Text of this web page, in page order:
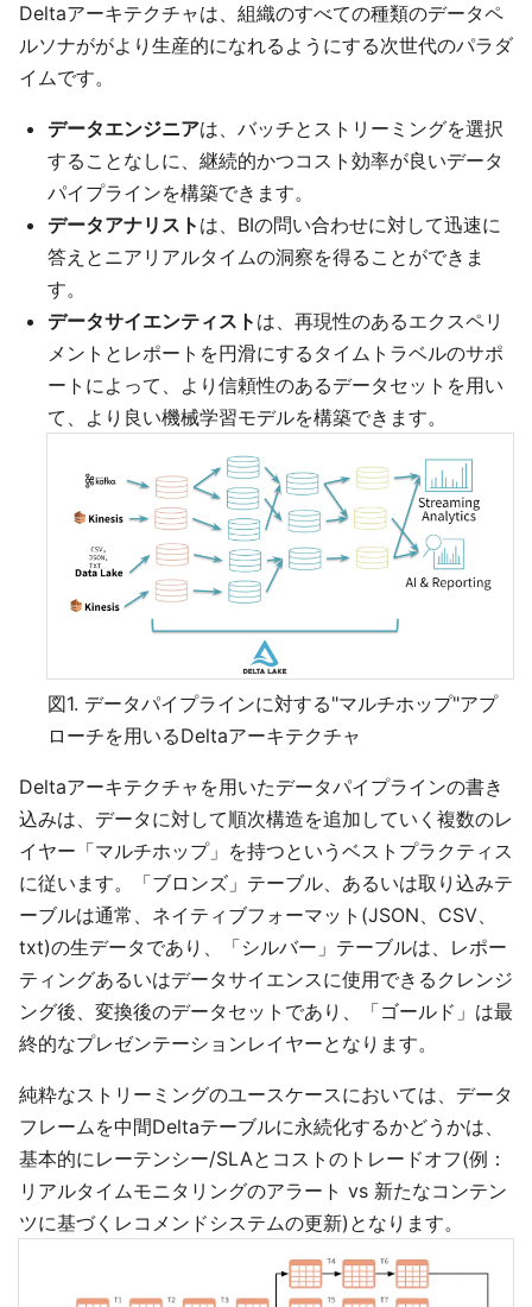
Deltaアーキテクチャは、組織のすべての種類のデータペ
ルソナががより生産的になれるようにする次世代のパラダ
イムです。
データエンジニアは、バッチとストリーミングを選択
することなしに、継続的かつコスト効率が良いデータ
パイプラインを構築できます。
データアナリスト は、BIの問い合わせに対して迅速に
答えとニアリアルタイムの洞察を得ることができま
す。
データサイエンティスト は、再現性のあるエクスペリ
メントとレポートを円滑にするタイムトラベルのサポ
ートによって、より信頼性のあるデータセットを用い
て、より良い機械学習モデルを構築できます。
図1. データパイプラインに対する"マルチホップ"アプ
ローチを用いるDeltaアーキテクチャ
Deltaアーキテクチャを用いたデータパイプラインの書き
込みは、データに対して順次構造を追加していく複数のレ
イヤー「マルチホップ」を持つというベストプラクティス
に従います。「ブロンズ」テーブル、あるいは取り込みテ
ーブルは通常、ネイティブフォーマット(JSON、CSV、
txt)の生データであり、「シルバー」テーブルは、レポー
ティングあるいはデータサイエンスに使用できるクレンジ
ング後、変換後のデータセットであり、「ゴールド」は最
終的なプレゼンテーションレイヤーとなります。
純粋なストリーミングのユースケースにおいては、データ
フレームを中間Deltaテーブルに永続化するかどうかは、
基本的にレーテンシー/SLAとコストのトレードオフ(例：
リアルタイムモニタリングのアラート vs 新たなコンテン
ツに基づくレコメンドシステムの更新)となります。